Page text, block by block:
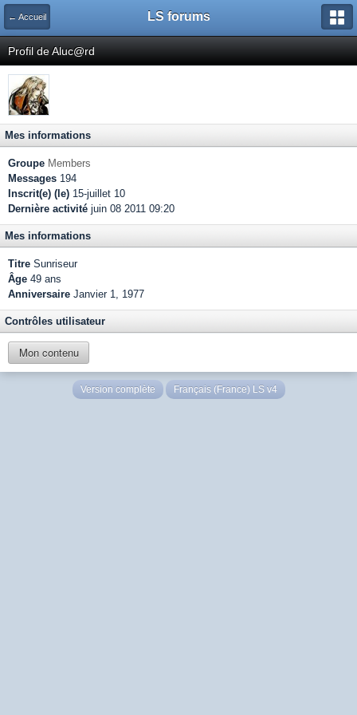
← Accueil LS forums
Profil de Aluc@rd
Mes informations
Groupe Members
Messages 194
Inscrit(e) (le) 15-juillet 10
Dernière activité juin 08 2011 09:20
Mes informations
Titre Sunriseur
Âge 49 ans
Anniversaire Janvier 1, 1977
Contrôles utilisateur
Mon contenu
Version complète Français (France) LS v4